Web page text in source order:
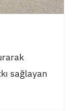
sağlayan